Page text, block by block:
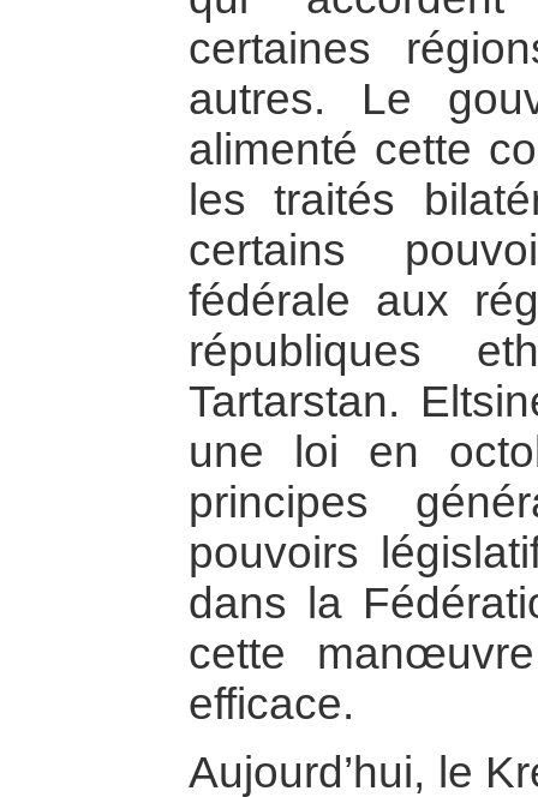
certaines
autres. Le
alimenté cette
les traités
certains
fédérale aux
républiques
Tartarstan.
une loi en
principes
pouvoirs
dans la
cette
efficace.
Aujourd’hui, le